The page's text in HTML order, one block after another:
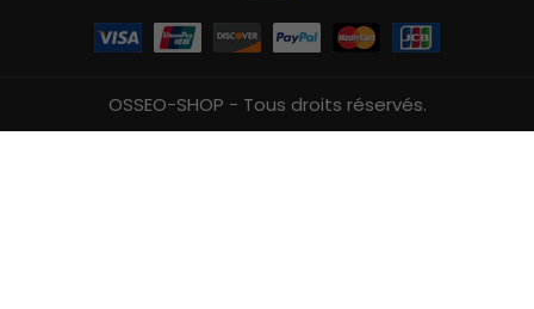
OSSEO-SHOP - Tous droits réservés.